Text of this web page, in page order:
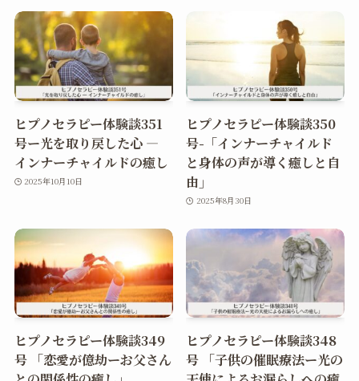
ヒプノセラピー体験談351
号ー光を取り戻した心 ―
インナーチャイルドの癒し
2025年10月10日
ヒプノセラピー体験談350
号-「インナーチャイルド
と身体の声が導く癒しと自
由」
2025年8月30日
ヒプノセラピー体験談349
号 「恋愛が億劫ーお父さん
ヒプノセラピー体験談348
号 「子供の催眠療法ー光の